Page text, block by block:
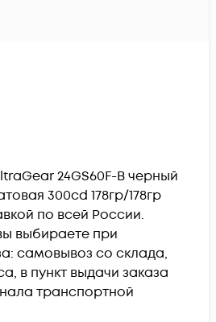
24GS60F-B черный
300cd 178гр/178гр
по всей России.
выбираете при
самовывоз со склада,
в пункт выдачи заказа
транспортной